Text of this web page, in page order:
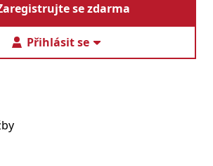
se zdarma
Přihlásit se